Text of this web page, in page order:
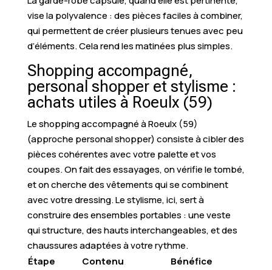
vise la polyvalence : des pièces faciles à combiner,
qui permettent de créer plusieurs tenues avec peu
d’éléments. Cela rend les matinées plus simples.
Shopping accompagné,
personal shopper et stylisme :
achats utiles à Roeulx (59)
Le shopping accompagné à Roeulx (59)
(approche personal shopper) consiste à cibler des
pièces cohérentes avec votre palette et vos
coupes. On fait des essayages, on vérifie le tombé,
et on cherche des vêtements qui se combinent
avec votre dressing. Le stylisme, ici, sert à
construire des ensembles portables : une veste
qui structure, des hauts interchangeables, et des
chaussures adaptées à votre rythme.
Étape
Contenu
Bénéfice